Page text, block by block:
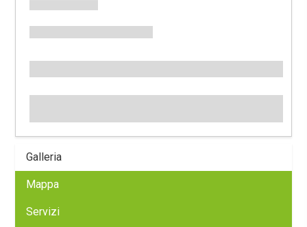
Galleria
Mappa
Servizi